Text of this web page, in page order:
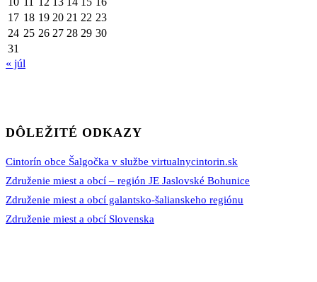
17 18 19 20 21 22 23
24 25 26 27 28 29 30
31
« júl
DÔLEŽITÉ ODKAZY
Cintorín obce Šalgočka v službe virtualnycintorin.sk
Združenie miest a obcí – región JE Jaslovské Bohunice
Združenie miest a obcí galantsko-šalianskeho regiónu
Združenie miest a obcí Slovenska